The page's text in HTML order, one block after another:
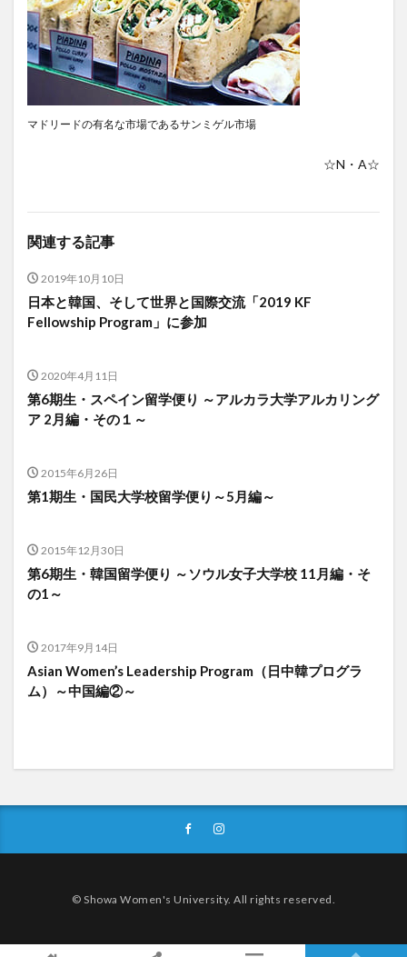
マドリードの有名な市場であるサンミゲル市場
☆N・A☆
関連する記事
2019年10月10日
日本と韓国、そして世界と国際交流「2019 KF
Fellowship Program」に参加
2020年4月11日
第6期生・スペイン留学便り ～アルカラ大学アルカリング
ア 2月編・その１～
2015年6月26日
第1期生・国民大学校留学便り～5月編～
2015年12月30日
第6期生・韓国留学便り ～ソウル女子大学校 11月編・そ
の1～
2017年9月14日
Asian Women’s Leadership Program（日中韓プログラ
ム）～中国編②～
© Showa Women's University. All rights reserved.